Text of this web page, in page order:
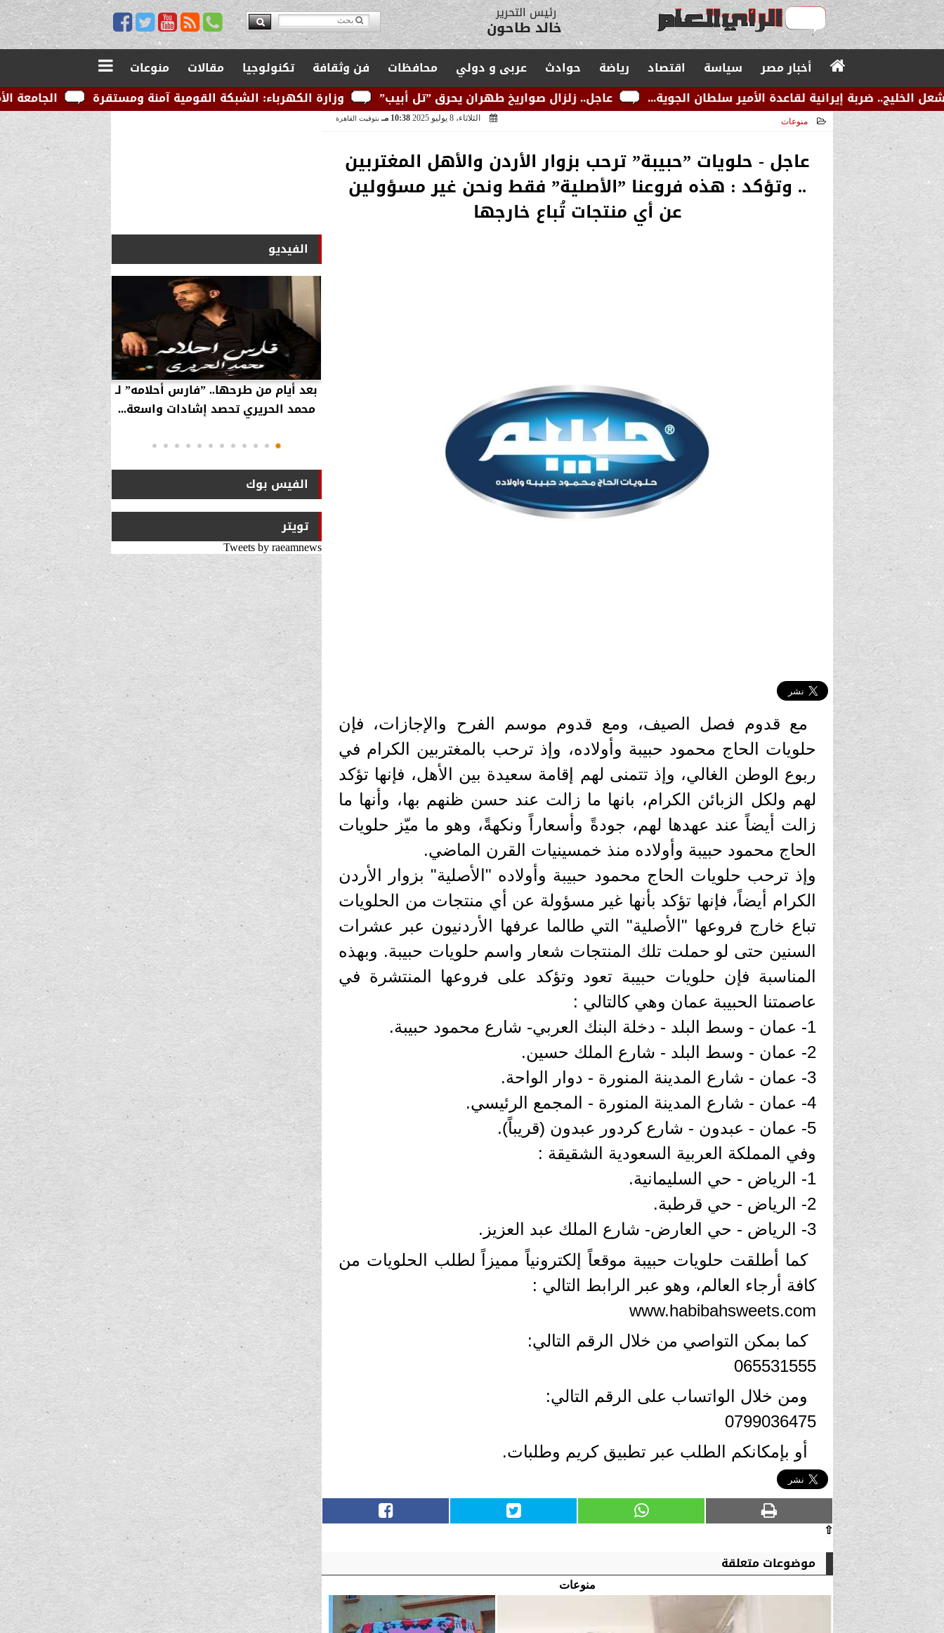
مدير التحرير
يوسف قبودان
أخبار مصر سياسة اقتصاد رياضة حوادث عربى و دولي محافظات فن وثقافة تكنولوجيا مقالات
منوعات
الجامعة الأمريكية
وزارة الكهرباء: الشبكة القومية آمنة ومستقرة عاجل.. زلزال صواريخ طهران يحرق ”تل أبيب” لقاعدة الأمير سلطان الجوية...
منوعات الثلاثاء، 8 يوليو 2025 10:38 مـ بتوقيت القاهرة
عاجل - حلويات ”حبيبة” ترحب بزوار الأردن والأهل المغتربين
.. وتؤكد : هذه فروعنا ”الأصلية” فقط ونحن غير مسؤولين
عن أي منتجات تُباع خارجها
مع قدوم فصل الصيف، ومع قدوم موسم الفرح والإجازات، فإن
حلويات الحاج محمود حبيبة وأولاده، وإذ ترحب بالمغتربين الكرام في
ربوع الوطن الغالي، وإذ تتمنى لهم إقامة سعيدة بين الأهل، فإنها تؤكد
لهم ولكل الزبائن الكرام، بانها ما زالت عند حسن ظنهم بها، وأنها ما
زالت أيضاً عند عهدها لهم، جودةً وأسعاراً ونكهةً، وهو ما ميّز حلويات
الحاج محمود حبيبة وأولاده منذ خمسينيات القرن الماضي.
وإذ ترحب حلويات الحاج محمود حبيبة وأولاده "الأصلية" بزوار الأردن
الكرام أيضاً، فإنها تؤكد بأنها غير مسؤولة عن أي منتجات من الحلويات
تباع خارج فروعها "الأصلية" التي طالما عرفها الأردنيون عبر عشرات
السنين حتى لو حملت تلك المنتجات شعار واسم حلويات حبيبة. وبهذه
المناسبة فإن حلويات حبيبة تعود وتؤكد على فروعها المنتشرة في
عاصمتنا الحبيبة عمان وهي كالتالي :
1- عمان - وسط البلد - دخلة البنك العربي- شارع محمود حبيبة.
2- عمان - وسط البلد - شارع الملك حسين.
3- عمان - شارع المدينة المنورة - دوار الواحة.
4- عمان - شارع المدينة المنورة - المجمع الرئيسي.
5- عمان - عبدون - شارع كردور عبدون (قريباً).
وفي المملكة العربية السعودية الشقيقة :
1- الرياض - حي السليمانية.
2- الرياض - حي قرطبة.
3- الرياض - حي العارض- شارع الملك عبد العزيز.
كما أطلقت حلويات حبيبة موقعاً إلكترونياً مميزاً لطلب الحلويات من
كافة أرجاء العالم، وهو عبر الرابط التالي :
كما بمكن التواصي من خلال الرقم التالي:
065531555
0799036475
⇧
موضوعات متعلقة
منوعات
الفيديو
انتهاكات الدوحة.. تقرير يفضح تجاوزات
تميم ضد ابن عمه طلال آل ثاني
بعد أيام من طرحها.. ”فارس أحلامه” لـ
محمد الحريري تحصد إشادات واسعة...
بالفيديو…
استراتيجية
انتقلت
الفيس بوك
تويتر
Tweets by raeamnews